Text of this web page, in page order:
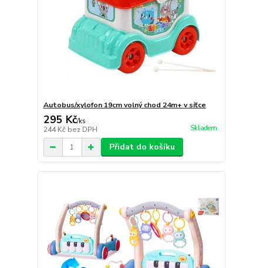
Autobus/xylofon 19cm volný chod 24m+ v síťce
295 Kč/ks
244 Kč bez DPH Skladem
Přidat do košíku